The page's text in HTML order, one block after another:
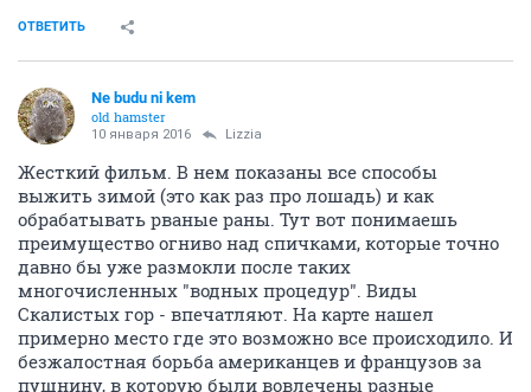
ОТВЕТИТЬ
Ne budu ni kem
old hamster
10 января 2016 Lizzia
Жесткий фильм. В нем показаны все способы
выжить зимой (это как раз про лошадь) и как
обрабатывать рваные раны. Тут вот понимаешь
преимущество огниво над спичками, которые точно
давно бы уже размокли после таких
многочисленных "водных процедур". Виды
Скалистых гор - впечатляют. На карте нашел
примерно место где это возможно все происходило. И
безжалостная борьба американцев и французов за
пушнину, в которую были вовлечены разные